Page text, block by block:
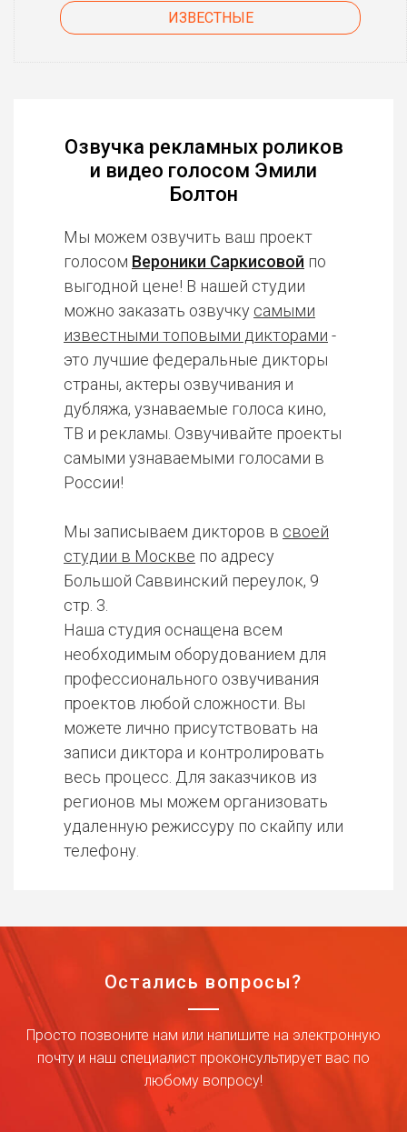
ИЗВЕСТНЫЕ
Озвучка рекламных роликов
и видео голосом Эмили
Болтон
Мы можем озвучить ваш проект
голосом Вероники Саркисовой по
выгодной цене! В нашей студии
можно заказать озвучку самыми
известными топовыми дикторами -
это лучшие федеральные дикторы
страны, актеры озвучивания и
дубляжа, узнаваемые голоса кино,
ТВ и рекламы. Озвучивайте проекты
самыми узнаваемыми голосами в
России!
Мы записываем дикторов в своей
студии в Москве по адресу
Большой Саввинский переулок, 9
стр. 3.
Наша студия оснащена всем
необходимым оборудованием для
профессионального озвучивания
проектов любой сложности. Вы
можете лично присутствовать на
записи диктора и контролировать
весь процесс. Для заказчиков из
регионов мы можем организовать
удаленную режиссуру по скайпу или
телефону.
Остались вопросы?
Просто позвоните нам или напишите на электронную
почту и наш специалист проконсультирует вас по
любому вопросу!